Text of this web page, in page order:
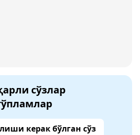
сўзлар
керак бўлган сўз